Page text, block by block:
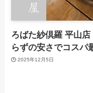
ろばた紗倶羅 平山
らずの安さでコスパ
2025年12月5日